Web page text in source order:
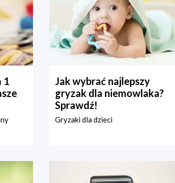
1
Jak wybrać najlepszy
gryzak dla niemowlaka?
Sprawdź!
Gryzaki dla dzieci